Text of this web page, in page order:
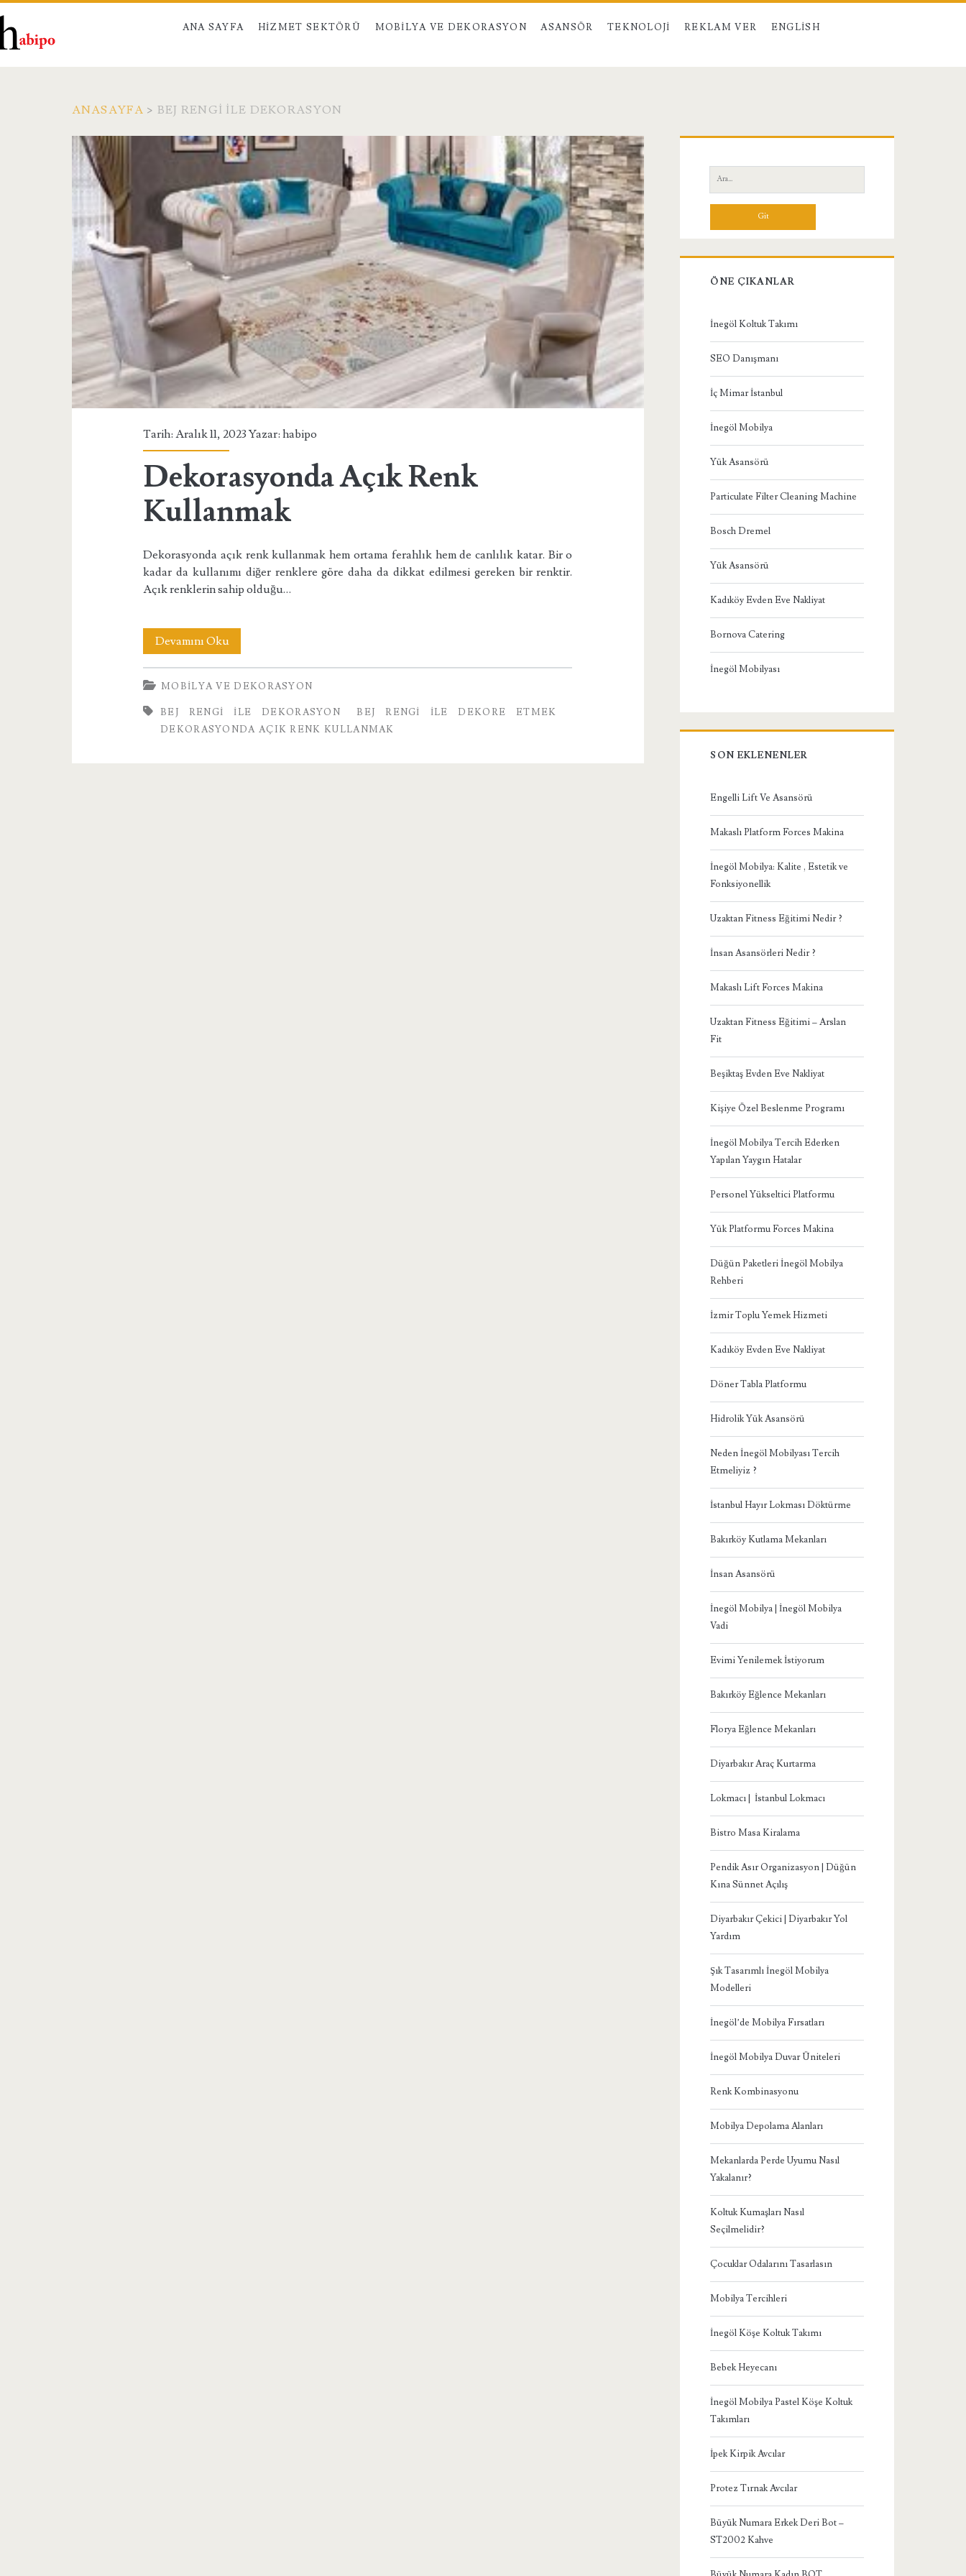
ANA SAYFA HIZMET SEKTÖRÜ MOBILYA VE DEKORASYON ASANSÖR TEKNOLOJI REKLAM VER ENGLISH
ANASAYFA > BEJ RENGI ILE DEKORASYON
Etiket:
<span>bej
rengi
ile
dekorasyon</span>
Tarih: Aralık 11, 2023 Yazar:habipo
Dekorasyonda Açık Renk
Kullanmak
Dekorasyonda açık renk kullanmak hem ortama ferahlık hem de canlılık katar. Bir o
kadar da kullanımı diğer renklere göre daha da dikkat edilmesi gereken bir renktir.
Açık renklerin sahip olduğu…
Devamını OkuDekorasyonda
Açık
Renk
Kullanmak
MOBILYA VE DEKORASYON
BEJ RENGI ILE DEKORASYON
BEJ RENGI ILE DEKORE ETMEK
DEKORASYONDA AÇIK RENK KULLANMAK
Yan
Menü
Ara:
ÖNE ÇIKANLAR
İnegöl Koltuk Takımı
SEO Danışmanı
İç Mimar İstanbul
İnegöl Mobilya
Yük Asansörü
Particulate Filter Cleaning Machine
Bosch Dremel
Yük Asansörü
Kadıköy Evden Eve Nakliyat
Bornova Catering
İnegöl Mobilyası
SON EKLENENLER
Engelli Lift Ve Asansörü
Makaslı Platform Forces Makina
İnegöl Mobilya: Kalite , Estetik ve
Fonksiyonellik
Uzaktan Fitness Eğitimi Nedir ?
İnsan Asansörleri Nedir ?
Makaslı Lift Forces Makina
Uzaktan Fitness Eğitimi – Arslan
Fit
Beşiktaş Evden Eve Nakliyat
Kişiye Özel Beslenme Programı
İnegöl Mobilya Tercih Ederken
Yapılan Yaygın Hatalar
Personel Yükseltici Platformu
Yük Platformu Forces Makina
Düğün Paketleri İnegöl Mobilya
Rehberi
İzmir Toplu Yemek Hizmeti
Kadıköy Evden Eve Nakliyat
Döner Tabla Platformu
Hidrolik Yük Asansörü
Neden İnegöl Mobilyası Tercih
Etmeliyiz ?
İstanbul Hayır Lokması Döktürme
Bakırköy Kutlama Mekanları
İnsan Asansörü
İnegöl Mobilya | İnegöl Mobilya
Vadi
Evimi Yenilemek İstiyorum
Bakırköy Eğlence Mekanları
Florya Eğlence Mekanları
Diyarbakır Araç Kurtarma
Lokmacı | İstanbul Lokmacı
Bistro Masa Kiralama
Pendik Asır Organizasyon | Düğün
Kına Sünnet Açılış
Diyarbakır Çekici | Diyarbakır Yol
Yardım
Şık Tasarımlı İnegöl Mobilya
Modelleri
İnegöl’de Mobilya Fırsatları
İnegöl Mobilya Duvar Üniteleri
Renk Kombinasyonu
Mobilya Depolama Alanları
Mekanlarda Perde Uyumu Nasıl
Yakalanır?
Koltuk Kumaşları Nasıl
Seçilmelidir?
Çocuklar Odalarını Tasarlasın
Mobilya Tercihleri
İnegöl Köşe Koltuk Takımı
Bebek Heyecanı
İnegöl Mobilya Pastel Köşe Koltuk
Takımları
İpek Kirpik Avcılar
Protez Tırnak Avcılar
Büyük Numara Erkek Deri Bot –
ST2002 Kahve